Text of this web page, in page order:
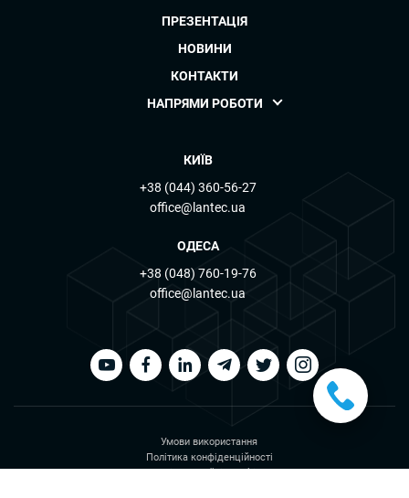
НАПРЯМИ РОБОТИ
ПРЕЗЕНТАЦІЯ
НОВИНИ
КОНТАКТИ
КИЇВ
+38 (044) 360-56-27
office@lantec.ua
ОДЕСА
+38 (048) 760-19-76
office@lantec.ua
Умови використання
Політика конфіденційності
Політика файлів cookies